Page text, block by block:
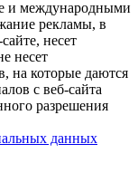
и международными
рекламы, в
несет
несет
на которые даются
с веб-сайта
разрешения
данных